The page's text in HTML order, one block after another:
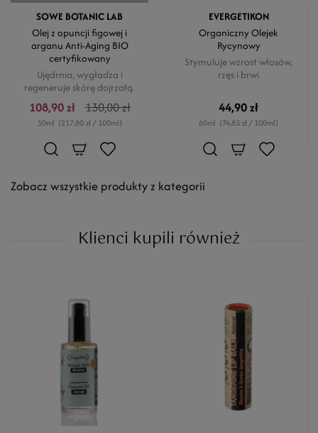
SOWE BOTANIC LAB
Olej z opuncji figowej i
arganu Anti-Aging BIO
certyfikowany
Ujędrnia, wygładza i
regeneruje skórę dojrzałą.
108,90 zł 130,00 zł
50ml (217,80 zł / 100ml)
EVERGETIKON
Organiczny Olejek
Rycynowy
Stymuluje wzrost włosów,
rzęs i brwi
44,90 zł
60ml (74,83 zł / 100ml)
Zobacz wszystkie produkty z kategorii
Klienci kupili również